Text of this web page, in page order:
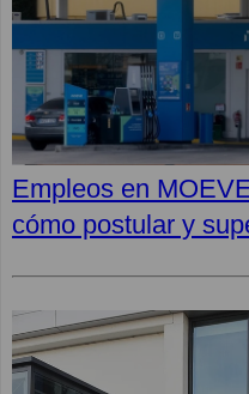
Empleos en
cómo postular y